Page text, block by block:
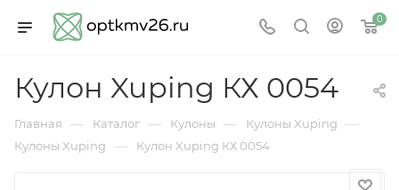
0
Кулон Xuping КХ 0054
Главная — Каталог — Кулоны — Кулоны Xuping —
Кулоны Xuping — Кулон Xuping КХ 0054